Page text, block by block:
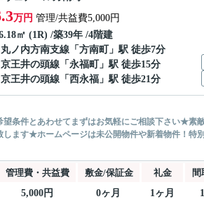
万円 管理/共益費5,000円
㎡ (1R) /築39年 /4階建
丸ノ内方南支線 「 方南町
」駅 徒歩7分
京王井の頭線 「 永福町
」駅 徒歩15分
京王井の頭線 「 西永福 」駅 徒歩21分
条件とあわせてまずはお気軽にご相談下さい★素
ます★ホームページは未公開物件や新着物件！特
管理費・共益費 敷金/保証金 礼金 間
5,000円 0ヶ月 1ヶ月